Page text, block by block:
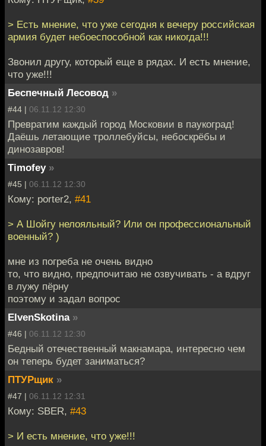
> Есть мнение, что уже сегодня к вечеру российская
армия будет небоеспособной как никогда!!!
Звонил другу, который еще в рядах. И есть мнение,
что уже!!!
Беспечный Лесовод »
#44 | 06.11.12 12:30
Превратим каждый город Московии в паукоград!
Даёшь летающие троллебуйсы, небоскрёбы и
динозавров!
Timofey »
#45 | 06.11.12 12:30
Кому: porter2, #41
> А Шойгу нелояльный? Или он профессиональный
военный? )
мне из погреба не очень видно
то, что видно, предпочитаю не озвучивать - а вдруг
в лужу пёрну
поэтому и задал вопрос
ElvenSkotina »
#46 | 06.11.12 12:30
Бедный отечественный макнамара, интересно чем
он теперь будет заниматься?
ПТУРщик »
#47 | 06.11.12 12:31
Кому: SBER, #43
> И есть мнение, что уже!!!